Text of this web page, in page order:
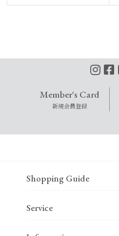
Member's Card
新規会員登録
Shopping Guide
Service